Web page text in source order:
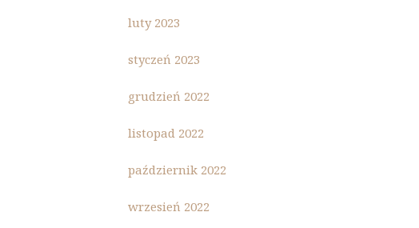
luty 2023
styczeń 2023
grudzień 2022
listopad 2022
październik 2022
wrzesień 2022